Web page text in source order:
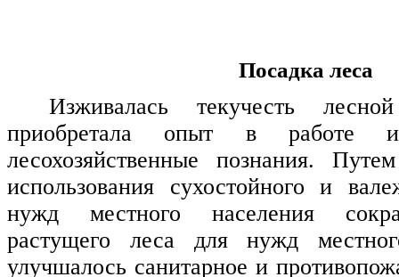
Посадка леса
Изживалась текучесть
приобретала опыт в работе и
лесохозяйственные познания.
использования сухостойного и
нужд местного населения
растущего леса для нужд
улучшалось санитарное и